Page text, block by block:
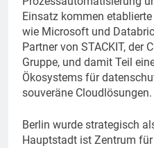
Einsatz kommen
wie Microsoft und
Partner von STACKIT, der
Gruppe, und damit Teil
Ökosystems für
souveräne Cloudlösungen.
Berlin wurde strategisch
Hauptstadt ist Zentrum